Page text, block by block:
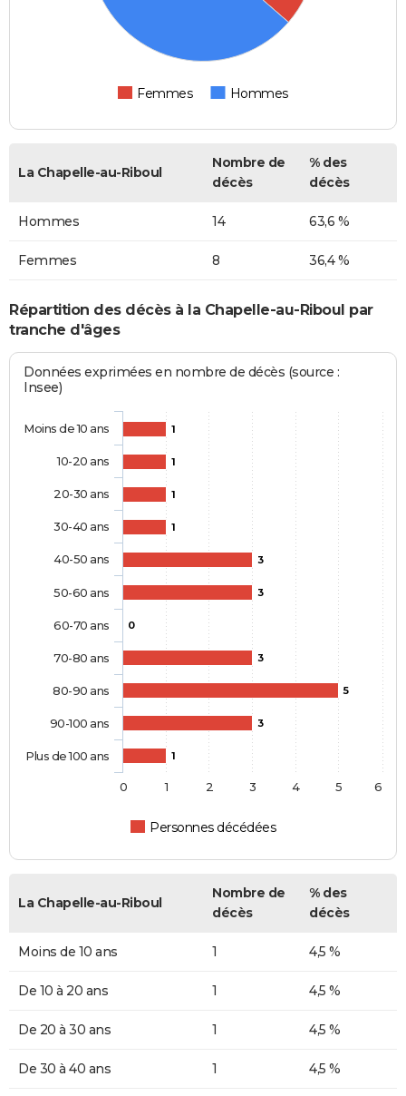
Femmes Hommes
La Chapelle-au-Riboul
Nombre de
décès
% des
décès
Hommes 14 63,6 %
Femmes 8 36,4 %
Répartition des décès à la Chapelle-au-Riboul par
tranche d'âges
Données exprimées en nombre de décès (source :
Insee)
1
1
1
1
3
3
0
3
5
3
1
Personnes décédées
Moins de 10 ans
10-20 ans
20-30 ans
30-40 ans
40-50 ans
50-60 ans
60-70 ans
70-80 ans
80-90 ans
90-100 ans
Plus de 100 ans
0 1 2 3 4 5 6
La Chapelle-au-Riboul
Nombre de
décès
% des
décès
Moins de 10 ans 1 4,5 %
De 10 à 20 ans 1 4,5 %
De 20 à 30 ans 1 4,5 %
De 30 à 40 ans 1 4,5 %